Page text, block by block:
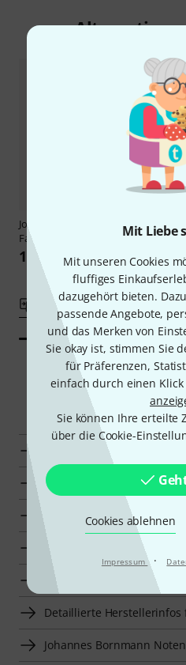
Mit Liebe
Mit unseren Cookies
fluffiges
dazugehört bieten.
passende Angebote,
und das Merken von
Sie okay ist, stimmen Sie
für Präferenzen,
einfach durch einen Klick
Sie können Ihre erteilte
über die Cookie-
Cookies ablehnen
Impressum ·
Alternativen
Johannes Bornmann
Quantz
Fantasien und Capricen
18,20 CHF
Vergleichen
Smart
Zur Kategorie
Zur Kategorie
Zur Kategorie Noten für
Zur Kategorie Noten für
Zur Kategorie Noten und
Detaillierte Herstellerinfos
Johannes Bornmann